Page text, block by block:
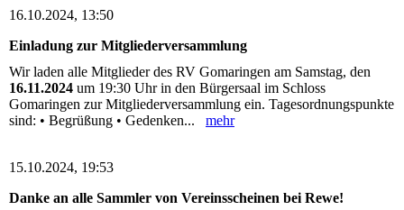
16.10.2024, 13:50
Einladung zur Mitgliederversammlung
Wir laden alle Mitglieder des RV Gomaringen am Samstag, den
16.11.2024 um 19:30 Uhr in den Bürgersaal im Schloss
Gomaringen zur Mitgliederversammlung ein. Tagesordnungspunkte
sind: • Begrüßung • Gedenken... mehr
15.10.2024, 19:53
Danke an alle Sammler von Vereinsscheinen bei Rewe!